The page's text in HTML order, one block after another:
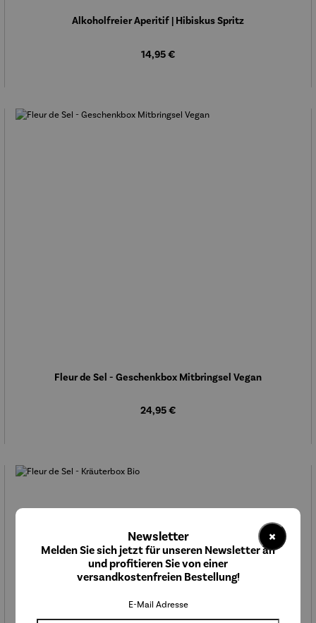
Alkoholfreier Aperitif | Hibiskus Spritz
Regulärer Preis:
14,95 €
Fleur de Sel - Geschenkbox Mitbringsel Vegan
Regulärer Preis:
24,95 €
×
Newsletter
Melden Sie sich jetzt für unseren Newsletter an
und profitieren Sie von einer
versandkostenfreien Bestellung!
E-Mail Adresse